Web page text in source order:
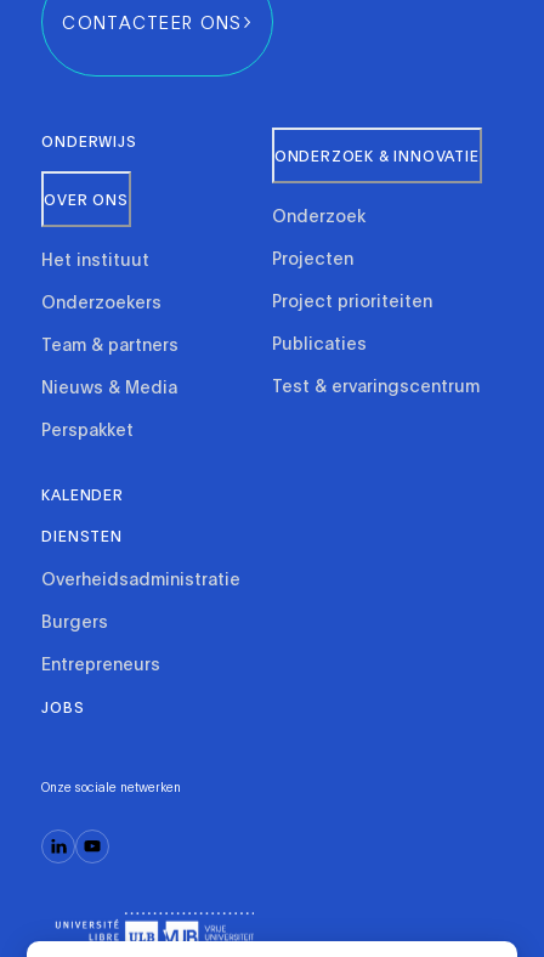
CONTACTEER ONS
ONDERWIJS
OVER ONS
Het instituut
Onderzoekers
Team & partners
Nieuws & Media
Perspakket
ONDERZOEK & INNOVATIE
Onderzoek
Projecten
Project prioriteiten
Publicaties
Test & ervaringscentrum
KALENDER
DIENSTEN
Overheidsadministratie
Burgers
Entrepreneurs
JOBS
Onze sociale netwerken